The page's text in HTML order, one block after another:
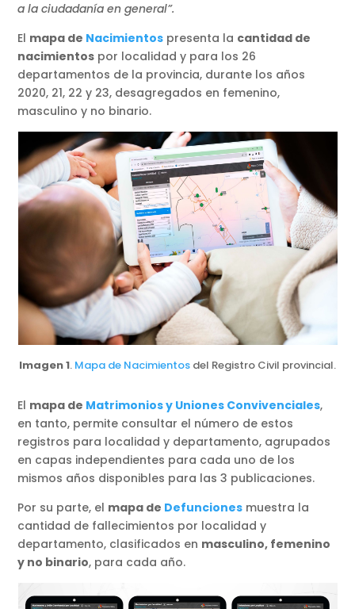
a la ciudadanía en general”.
El mapa de Nacimientos presenta la cantidad de
nacimientos por localidad y para los 26
departamentos de la provincia, durante los años
2020, 21, 22 y 23, desagregados en femenino,
masculino y no binario.
Imagen 1. Mapa de Nacimientos del Registro Civil provincial.
El mapa de Matrimonios y Uniones Convivenciales,
en tanto, permite consultar el número de estos
registros para localidad y departamento, agrupados
en capas independientes para cada uno de los
mismos años disponibles para las 3 publicaciones.
Por su parte, el mapa de Defunciones muestra la
cantidad de fallecimientos por localidad y
departamento, clasificados en masculino, femenino
y no binario, para cada año.